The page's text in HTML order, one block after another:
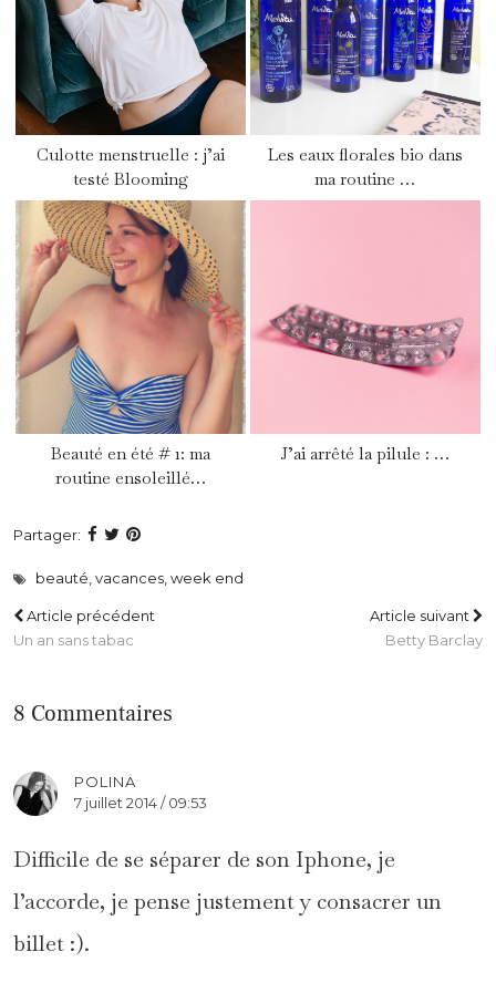
Culotte menstruelle : j’ai
testé Blooming
Les eaux florales bio dans
ma routine …
Beauté en été # 1: ma
routine ensoleillé…
J’ai arrêté la pilule : …
Partager:
beauté,vacances,week end
Article précédent
Un an sans tabac
Article suivant
Betty Barclay
8 Commentaires
POLINA
7 juillet 2014 / 09:53
Difficile de se séparer de son Iphone, je
l’accorde, je pense justement y consacrer un
billet :).